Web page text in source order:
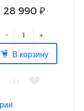
28 990 ₽
- +
В корзину